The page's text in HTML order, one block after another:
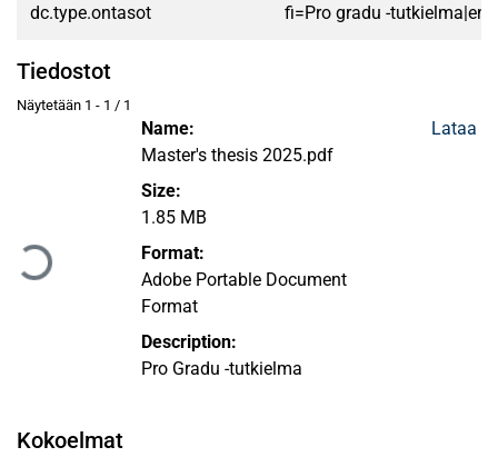
dc.type.ontasot fi=Pro gradu -
Tiedostot
Näytetään 1 - 1 / 1
Ladataan...
Name:
Master's thesis 2025.pdf
Size:
1.85 MB
Format:
Adobe Portable Document
Format
Description:
Pro Gradu -tutkielma
Lataa
Kokoelmat